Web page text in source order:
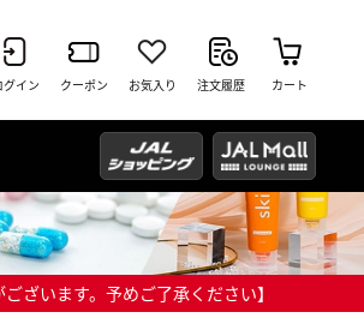
グイン クーポン お気入り 注文履歴 カート
ざいます。予めご了承ください】